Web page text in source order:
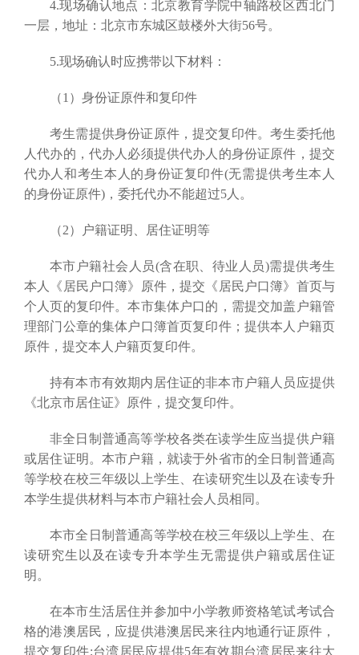
4.现场确认地点：北京教育学院中轴路校区西北门
一层，地址：北京市东城区鼓楼外大街56号。
5.现场确认时应携带以下材料：
（1）身份证原件和复印件
考生需提供身份证原件，提交复印件。考生委托他
人代办的，代办人必须提供代办人的身份证原件，提交
代办人和考生本人的身份证复印件(无需提供考生本人
的身份证原件)，委托代办不能超过5人。
（2）户籍证明、居住证明等
本市户籍社会人员(含在职、待业人员)需提供考生
本人《居民户口簿》原件，提交《居民户口簿》首页与
个人页的复印件。本市集体户口的，需提交加盖户籍管
理部门公章的集体户口簿首页复印件；提供本人户籍页
原件，提交本人户籍页复印件。
持有本市有效期内居住证的非本市户籍人员应提供
《北京市居住证》原件，提交复印件。
非全日制普通高等学校各类在读学生应当提供户籍
或居住证明。本市户籍，就读于外省市的全日制普通高
等学校在校三年级以上学生、在读研究生以及在读专升
本学生提供材料与本市户籍社会人员相同。
本市全日制普通高等学校在校三年级以上学生、在
读研究生以及在读专升本学生无需提供户籍或居住证
明。
在本市生活居住并参加中小学教师资格笔试考试合
格的港澳居民，应提供港澳居民来往内地通行证原件，
提交复印件;台湾居民应提供5年有效期台湾居民来往大